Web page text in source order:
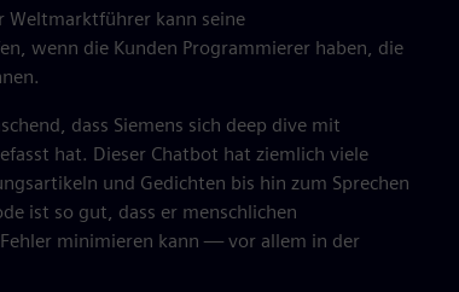
Weltmarktführer kann seine
wenn die Kunden Programmierer haben, die
dass Siemens sich deep dive mit
hat. Dieser Chatbot hat ziemlich viele
und Gedichten bis hin zum Sprechen
ist so gut, dass er menschlichen
minimieren kann — vor allem in der